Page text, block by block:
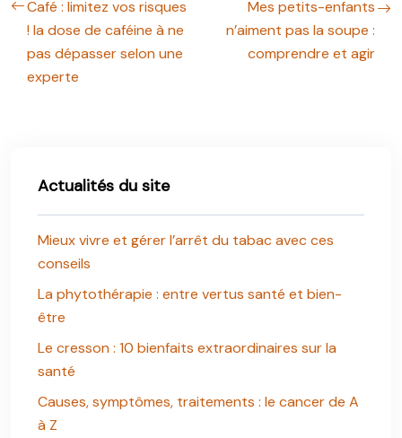
Café : limitez vos risques
! la dose de caféine à ne
pas dépasser selon une
experte
Mes petits-enfants
n’aiment pas la soupe :
comprendre et agir
Actualités du site
Mieux vivre et gérer l’arrêt du tabac avec ces
conseils
La phytothérapie : entre vertus santé et bien-
être
Le cresson : 10 bienfaits extraordinaires sur la
santé
Causes, symptômes, traitements : le cancer de A
à Z